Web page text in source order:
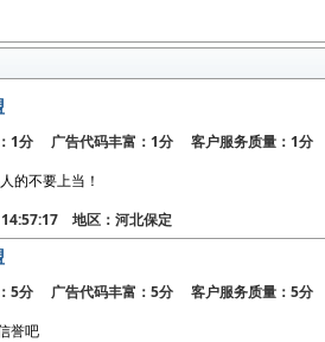
1分 广告代码丰富：1分 客户服务质量：1分
的不要上当！
地区：河北保定
5分 广告代码丰富：5分 客户服务质量：5分
誉吧